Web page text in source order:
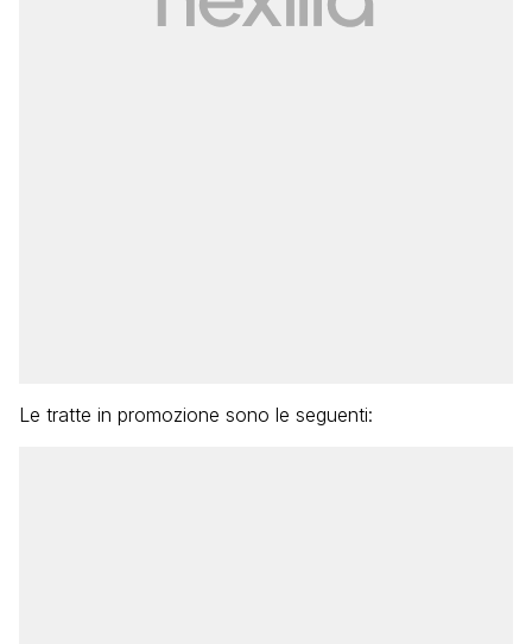
Le tratte in promozione sono le seguenti: